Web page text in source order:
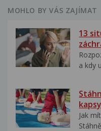
MOHLO BY VÁS ZAJÍMAT
13
a kdy
kapsy
Jak